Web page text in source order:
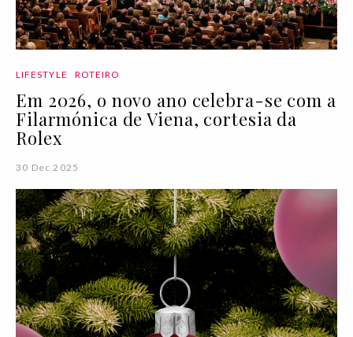
LIFESTYLE ROTEIRO
Em 2026, o novo ano celebra-se com a
Filarmónica de Viena, cortesia da
Rolex
30 Dec 2025